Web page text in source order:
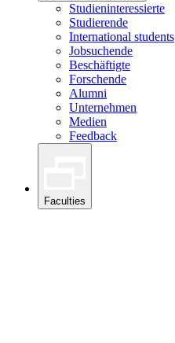
Studieninteressierte
Studierende
International students
Jobsuchende
Beschäftigte
Forschende
Alumni
Unternehmen
Medien
Feedback
Faculties